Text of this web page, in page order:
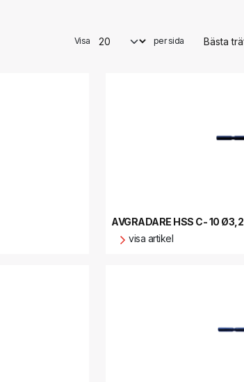
Visa per sida
AVGRADARE HSS C- 10 Ø3,2
visa artikel